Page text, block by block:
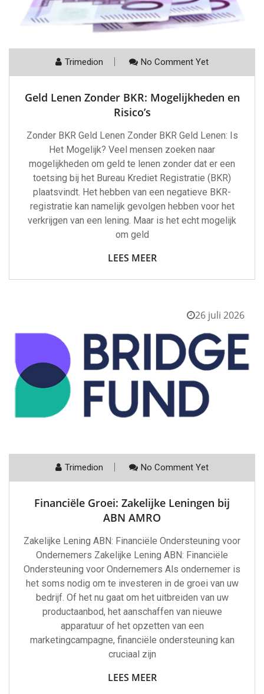
Trimedion No Comment Yet
Geld Lenen Zonder BKR: Mogelijkheden en
Risico’s
Zonder BKR Geld Lenen Zonder BKR Geld Lenen: Is
Het Mogelijk? Veel mensen zoeken naar
mogelijkheden om geld te lenen zonder dat er een
toetsing bij het Bureau Krediet Registratie (BKR)
plaatsvindt. Het hebben van een negatieve BKR-
registratie kan namelijk gevolgen hebben voor het
verkrijgen van een lening. Maar is het echt mogelijk
om geld
LEES MEER
26 juli 2026
Trimedion No Comment Yet
Financiële Groei: Zakelijke Leningen bij
ABN AMRO
Zakelijke Lening ABN: Financiële Ondersteuning voor
Ondernemers Zakelijke Lening ABN: Financiële
Ondersteuning voor Ondernemers Als ondernemer is
het soms nodig om te investeren in de groei van uw
bedrijf. Of het nu gaat om het uitbreiden van uw
productaanbod, het aanschaffen van nieuwe
apparatuur of het opzetten van een
marketingcampagne, financiële ondersteuning kan
cruciaal zijn
LEES MEER